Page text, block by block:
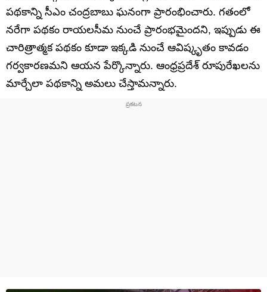
పథకాన్ని సీఎం చంద్రబాబు ఘనంగా ప్రారంభించారు. గతంలో
నరేగా పథకం రాయలసీమ నుంచే ప్రారంభమైందని, ఇప్పుడు ఈ
చారిత్రాత్మక పథకం కూడా ఇక్కడి నుంచే ఆవిష్కృతం కావడం
గర్వకారణమని ఆయన పేర్కొన్నారు. ఆంధ్రప్రదేశ్ రూపురేఖలను
మార్చేలా పథకాన్ని అమలు చేస్తామన్నారు.